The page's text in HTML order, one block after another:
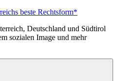
beste Rechtsform*
Deutschland und Südtirol
sozialen Image und mehr